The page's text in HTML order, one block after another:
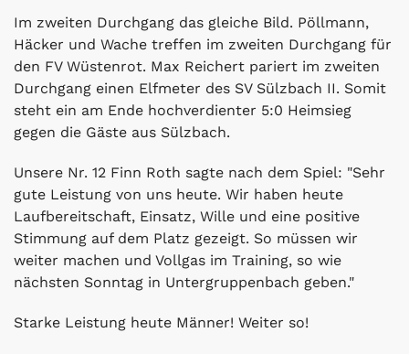
Im zweiten Durchgang das gleiche Bild. Pöllmann,
Häcker und Wache treffen im zweiten Durchgang für
den FV Wüstenrot. Max Reichert pariert im zweiten
Durchgang einen Elfmeter des SV Sülzbach II. Somit
steht ein am Ende hochverdienter 5:0 Heimsieg
gegen die Gäste aus Sülzbach.
Unsere Nr. 12 Finn Roth sagte nach dem Spiel: "Sehr
gute Leistung von uns heute. Wir haben heute
Laufbereitschaft, Einsatz, Wille und eine positive
Stimmung auf dem Platz gezeigt. So müssen wir
weiter machen und Vollgas im Training, so wie
nächsten Sonntag in Untergruppenbach geben."
Starke Leistung heute Männer! Weiter so!